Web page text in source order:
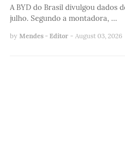
A BYD do Brasil divulgou dados
julho. Segundo a montadora, …
by Mendes - Editor - August 03, 2026